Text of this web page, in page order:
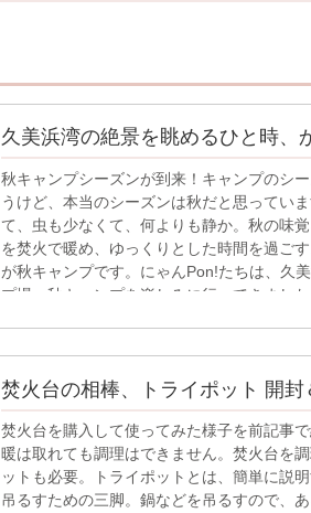
久美浜湾の絶景を眺めるひと時、
秋キャンプシーズンが到来！キャンプのシ
うけど、本当のシーズンは秋だと思ってい
て、虫も少なくて、何よりも静か。秋の味
を焚火で暖め、ゆっくりとした時間を過ご
が秋キャンプです。にゃんPon!たちは、久
プ場へ秋キャンプを楽しみに行ってきました
焚火台の相棒、トライポット 開封
焚火台を購入して使ってみた様子を前記事
暖は取れても調理はできません。焚火台を
ットも必要。トライポットとは、簡単に説
吊るすための三脚。鍋などを吊るすので、